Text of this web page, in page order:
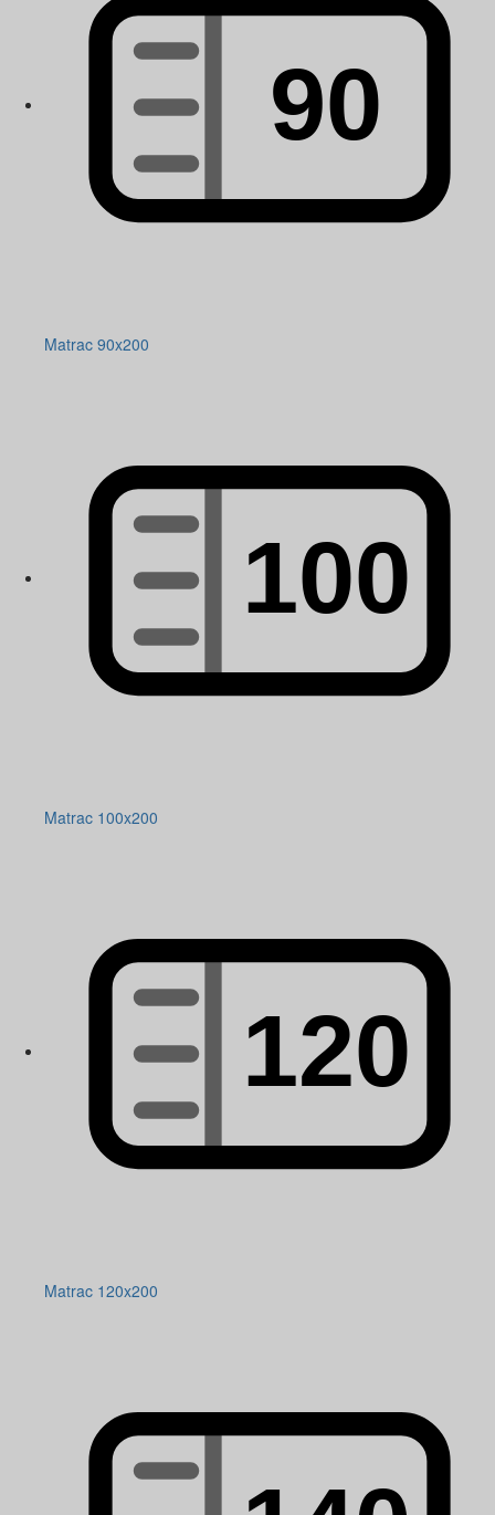
Matrac 90x200
Matrac 100x200
Matrac 120x200